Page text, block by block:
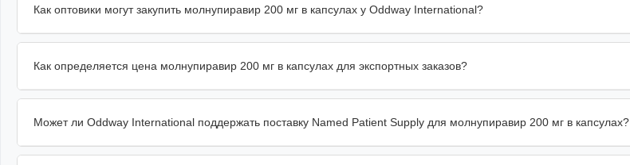
Как оптовики могут закупить молнупиравир 200 мг в капсулах у Oddway International?
Как определяется цена молнупиравир 200 мг в капсулах для экспортных заказов?
Может ли Oddway International поддержать поставку Named Patient Supply для молнупиравир 200 мг в капсулах?